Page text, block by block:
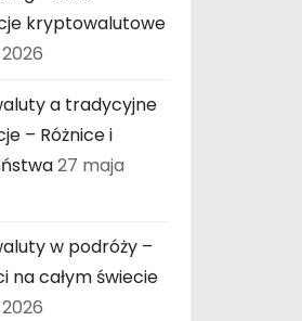
kryptowalutowe
a tradycyjne
– Różnice i
27 maja
w podróży –
na całym świecie